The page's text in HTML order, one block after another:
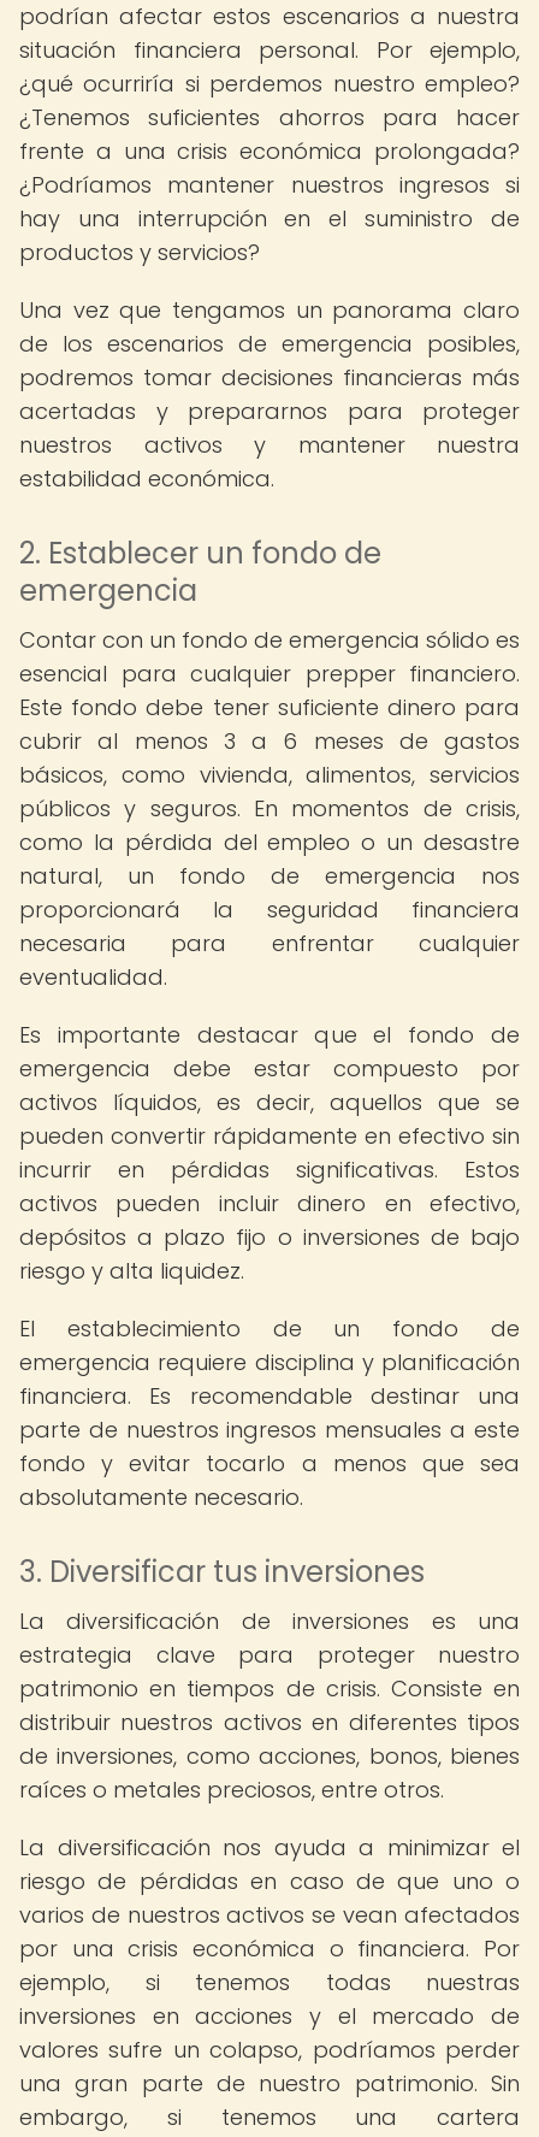
podrían afectar estos escenarios a nuestra
situación financiera personal. Por ejemplo,
¿qué ocurriría si perdemos nuestro empleo?
¿Tenemos suficientes ahorros para hacer
frente a una crisis económica prolongada?
¿Podríamos mantener nuestros ingresos si
hay una interrupción en el suministro de
productos y servicios?
Una vez que tengamos un panorama claro
de los escenarios de emergencia posibles,
podremos tomar decisiones financieras más
acertadas y prepararnos para proteger
nuestros activos y mantener nuestra
estabilidad económica.
2. Establecer un fondo de
emergencia
Contar con un fondo de emergencia sólido es
esencial para cualquier prepper financiero.
Este fondo debe tener suficiente dinero para
cubrir al menos 3 a 6 meses de gastos
básicos, como vivienda, alimentos, servicios
públicos y seguros. En momentos de crisis,
como la pérdida del empleo o un desastre
natural, un fondo de emergencia nos
proporcionará la seguridad financiera
necesaria para enfrentar cualquier
eventualidad.
Es importante destacar que el fondo de
emergencia debe estar compuesto por
activos líquidos, es decir, aquellos que se
pueden convertir rápidamente en efectivo sin
incurrir en pérdidas significativas. Estos
activos pueden incluir dinero en efectivo,
depósitos a plazo fijo o inversiones de bajo
riesgo y alta liquidez.
El establecimiento de un fondo de
emergencia requiere disciplina y planificación
financiera. Es recomendable destinar una
parte de nuestros ingresos mensuales a este
fondo y evitar tocarlo a menos que sea
absolutamente necesario.
3. Diversificar tus inversiones
La diversificación de inversiones es una
estrategia clave para proteger nuestro
patrimonio en tiempos de crisis. Consiste en
distribuir nuestros activos en diferentes tipos
de inversiones, como acciones, bonos, bienes
raíces o metales preciosos, entre otros.
La diversificación nos ayuda a minimizar el
riesgo de pérdidas en caso de que uno o
varios de nuestros activos se vean afectados
por una crisis económica o financiera. Por
ejemplo, si tenemos todas nuestras
inversiones en acciones y el mercado de
valores sufre un colapso, podríamos perder
una gran parte de nuestro patrimonio. Sin
embargo, si tenemos una cartera